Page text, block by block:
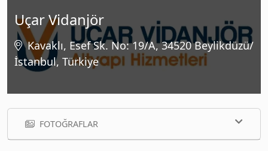
Uçar Vidanjör
Kavaklı, Esef Sk. No: 19/A, 34520 Beylikdüzü/
İstanbul, Türkiye
FOTOĞRAFLAR